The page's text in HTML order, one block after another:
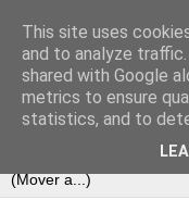
This site uses
and to analyze
shared with Google
metrics to ensure
statistics, and to